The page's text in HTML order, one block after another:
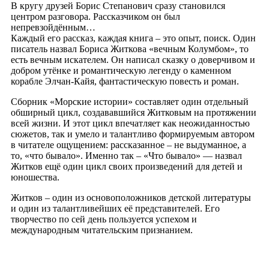
В кругу друзей Борис Степанович сразу становился
центром разговора. Рассказчиком он был
непревзойдённым…
Каждый его рассказ, каждая книга – это опыт, поиск. Один
писатель назвал Бориса Житкова «вечным Колумбом», то
есть вечным искателем. Он написал сказку о доверчивом и
добром утёнке и романтическую легенду о каменном
корабле Элчан-Кайя, фантастическую повесть и роман.
Сборник «Морские истории» составляет один отдельный
обширный цикл, создававшийся Житковым на протяжении
всей жизни. И этот цикл впечатляет как неожиданностью
сюжетов, так и умело и талантливо формируемым автором
в читателе ощущением: рассказанное – не выдуманное, а
то, «что бывало». Именно так – «Что бывало» — назвал
Житков ещё один цикл своих произведений для детей и
юношества.
Житков – один из основоположников детской литературы
и один из талантливейших её представителей. Его
творчество по сей день пользуется успехом и
международным читательским признанием.